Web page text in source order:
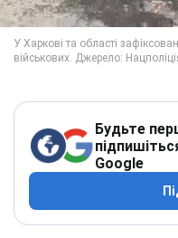
Будьте
Google